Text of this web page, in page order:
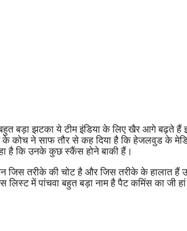
बड़ा झटका ये टीम इंडिया के लिए खैर आगे बढ़ते हैं
कोच ने साफ तौर से कह दिया है कि हेजलवुड के
है कि उनके कुछ स्कैंस होने बाकी हैं।
जिस तरीके की चोट है और जिस तरीके के हालात
में पांचवा बहुत बड़ा नाम है पैट कमिंस का जी